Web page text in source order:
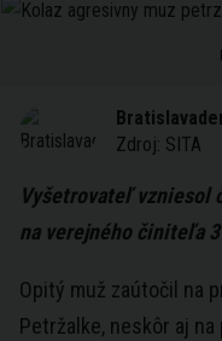
Zdroj: SITA
Vyšetrovateľ vzniesol
na verejného činiteľa
Opitý muž zaútočil na
Petržalke, neskôr aj